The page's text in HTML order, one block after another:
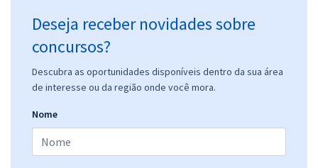
Deseja receber novidades sobre
concursos?
Descubra as oportunidades disponíveis dentro da sua área
de interesse ou da região onde você mora.
Nome